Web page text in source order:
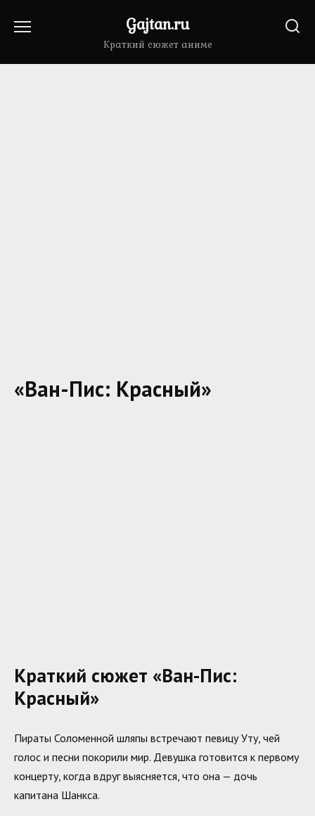
Gajtan.ru
Краткий сюжет аниме
«Ван-Пис: Красный»
Краткий сюжет «Ван-Пис:
Красный»
Пираты Соломенной шляпы встречают певицу Уту, чей
голос и песни покорили мир. Девушка готовится к первому
концерту, когда вдруг выясняется, что она — дочь
капитана Шанкса.